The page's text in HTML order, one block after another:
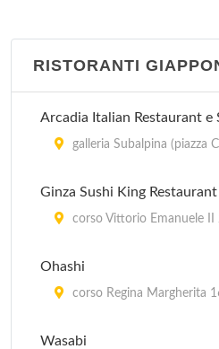
RISTORANTI
Arcadia Italian Restaurant e
galleria Subalpina (piazza
Ginza Sushi King Restaurant
corso Vittorio Emanuele II
Ohashi
corso Regina Margherita
Wasabi